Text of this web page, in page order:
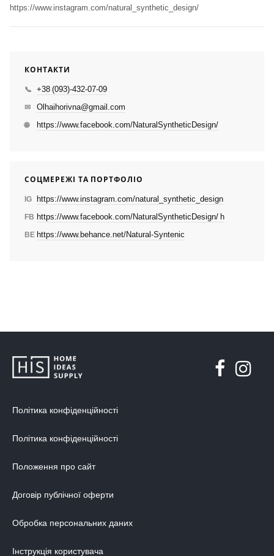
https://www.instagram.com/natural_synthetic_design/
КОНТАКТИ
📞 +38 (093)-432-07-09
✉ Olhaihorivna@gmail.com
🌐 https://www.facebook.com/NaturalSyntheticDesign/
СОЦМЕРЕЖІ ТА ПОРТФОЛІО
IG https://www.instagram.com/natural_synthetic_design
FB https://www.facebook.com/NaturalSyntheticDesign/ h
BE https://www.behance.net/Natural-Syntenic
Політика конфіденційності
Політика конфіденційності
Положення про сайт
Договір публічної оферти
Обробка персональних даних
Інструкція користувача